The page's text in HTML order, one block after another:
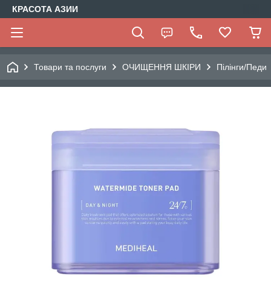
КРАСОТА АЗИИ
Товари та послуги ОЧИЩЕННЯ ШКІРИ Пілінги/Педи